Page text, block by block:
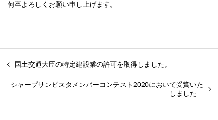
何卒よろしくお願い申し上げます。
シャープサンビスタメンバーコンテスト2020において受賞いた
しました！
国土交通大臣の特定建設業の許可を取得しました。